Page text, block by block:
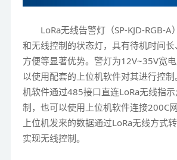
LoRa无线告警灯（SP-KJD-RGB-
和无线控制的状态灯，具有待机时间
方便等显著优势。警灯为12V~35V宽
以使用配套的上位机软件对其进行控
机软件通过485接口直连LoRa无线指
制，也可以使用上位机软件连接200C
上位机发来的数据通过LoRa无线方式
实现无线控制。